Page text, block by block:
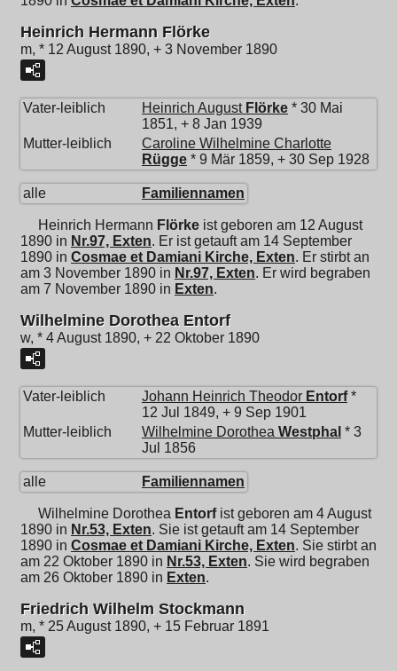
Heinrich Hermann Flörke
m, * 12 August 1890, + 3 November 1890
Vater-leiblich Heinrich August Flörke * 30 Mai
1851, + 8 Jan 1939
Mutter-leiblich
Caroline Wilhelmine Charlotte
Rügge * 9 Mär 1859, + 30 Sep 1928
alle Familiennamen
Heinrich Hermann Flörke ist geboren am 12 August
1890 in Nr.97, Exten. Er ist getauft am 14 September
1890 in Cosmae et Damiani Kirche, Exten. Er stirbt an
am 3 November 1890 in Nr.97, Exten. Er wird begraben
am 7 November 1890 in Exten.
Wilhelmine Dorothea Entorf
w, * 4 August 1890, + 22 Oktober 1890
Vater-leiblich Johann Heinrich Theodor Entorf*
12 Jul 1849, + 9 Sep 1901
Mutter-leiblich
Wilhelmine Dorothea Westphal * 3
Jul 1856
alle Familiennamen
Wilhelmine Dorothea Entorfist geboren am 4 August
1890 in Nr.53, Exten. Sie ist getauft am 14 September
1890 in Cosmae et Damiani Kirche, Exten. Sie stirbt an
am 22 Oktober 1890 in Nr.53, Exten. Sie wird begraben
am 26 Oktober 1890 in Exten.
Friedrich Wilhelm Stockmann
m, * 25 August 1890, + 15 Februar 1891